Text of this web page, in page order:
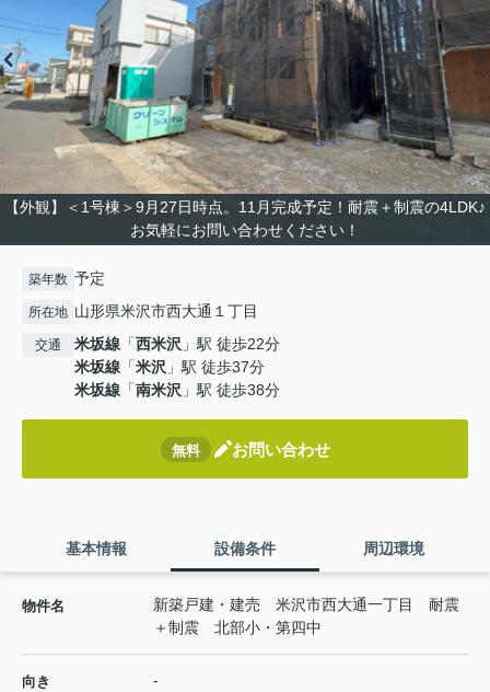
【外観】＜1号棟＞9月27日時点。11月完成予定！耐震＋制震の4LDK♪
お気軽にお問い合わせください！
築年数 予定
所在地 山形県米沢市西大通１丁目
交通 米坂線 「西米沢 」駅 徒歩22分
米坂線 「米沢 」駅 徒歩37分
米坂線 「南米沢 」駅 徒歩38分
無料 お問い合わせ
基本情報 設備条件 周辺環境
物件名
新築戸建・建売 米沢市西大通一丁目 耐震
＋制震 北部小・第四中
向き -